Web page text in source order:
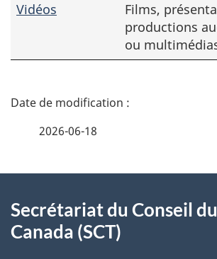
Vidéos
Films,
productions
ou
D
i
2026-06-18
propos
Secrétariat du Conseil
Canada (SCT)